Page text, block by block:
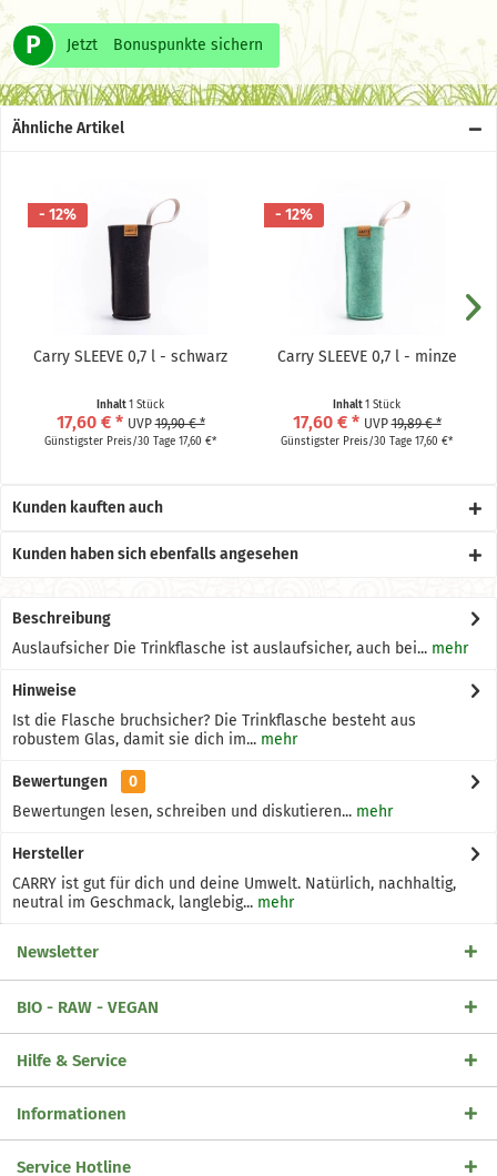
P Jetzt Bonuspunkte sichern
Ähnliche Artikel
- 12%
Carry SLEEVE 0,7 l - schwarz
Inhalt1 Stück
17,60 € * UVP19,90 € *
Günstigster Preis/30 Tage 17,60 €*
- 12%
Carry SLEEVE 0,7 l - minze
Inhalt1 Stück
17,60 € * UVP19,89 € *
Günstigster Preis/30 Tage 17,60 €*
Kunden kauften auch
Kunden haben sich ebenfalls angesehen
Beschreibung
Auslaufsicher Die Trinkflasche ist auslaufsicher, auch bei... mehr
Hinweise
Ist die Flasche bruchsicher? Die Trinkflasche besteht aus
robustem Glas, damit sie dich im... mehr
Bewertungen
0
Bewertungen lesen, schreiben und diskutieren... mehr
Hersteller
CARRY ist gut für dich und deine Umwelt. Natürlich, nachhaltig,
neutral im Geschmack, langlebig... mehr
Newsletter
BIO - RAW - VEGAN
Hilfe & Service
Informationen
Service Hotline